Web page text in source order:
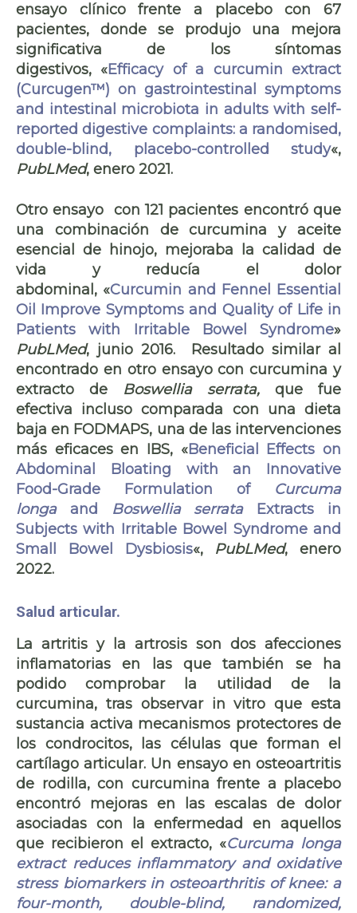
ensayo clínico frente a placebo con 67
pacientes, donde se produjo una mejora
significativa de los síntomas
digestivos, «Efficacy of a curcumin extract
(Curcugen™) on gastrointestinal symptoms
and intestinal microbiota in adults with self-
reported digestive complaints: a randomised,
double-blind, placebo-controlled study«,
PubLMed, enero 2021.
Otro ensayo con 121 pacientes encontró que
una combinación de curcumina y aceite
esencial de hinojo, mejoraba la calidad de
vida y reducía el dolor
abdominal, «Curcumin and Fennel Essential
Oil Improve Symptoms and Quality of Life in
Patients with Irritable Bowel Syndrome»
PubLMed, junio 2016. Resultado similar al
encontrado en otro ensayo con curcumina y
extracto de Boswellia serrata, que fue
efectiva incluso comparada con una dieta
baja en FODMAPS, una de las intervenciones
más eficaces en IBS, «Beneficial Effects on
Abdominal Bloating with an Innovative
Food-Grade Formulation of Curcuma
longaand Boswellia serrataExtracts in
Subjects with Irritable Bowel Syndrome and
Small Bowel Dysbiosis«, PubLMed, enero
2022.
Salud articular.
La artritis y la artrosis son dos afecciones
inflamatorias en las que también se ha
podido comprobar la utilidad de la
curcumina, tras observar in vitro que esta
sustancia activa mecanismos protectores de
los condrocitos, las células que forman el
cartílago articular. Un ensayo en osteoartritis
de rodilla, con curcumina frente a placebo
encontró mejoras en las escalas de dolor
asociadas con la enfermedad en aquellos
que recibieron el extracto, «Curcuma longa
extract reduces inflammatory and oxidative
stress biomarkers in osteoarthritis of knee: a
four-month, double-blind, randomized,